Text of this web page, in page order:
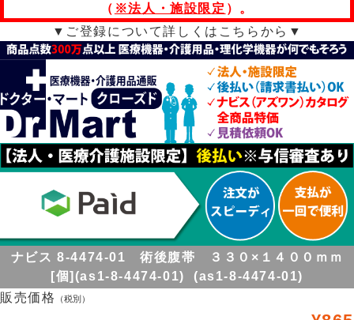
（ ※法人・施設限定 ）。
▼ご登録について詳しくはこちらから▼
ナビス 8-4474-01 術後腹帯 ３３０×１４００ｍｍ
[個](as1-8-4474-01) (as1-8-4474-01)
販売価格
（税別）